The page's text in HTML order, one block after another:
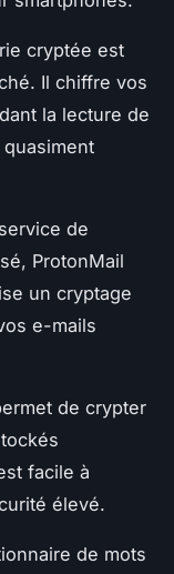
cryptée est
Il chiffre vos
la lecture de
de
ProtonMail
un cryptage
e-mails
de crypter
facile à
élevé.
de mots